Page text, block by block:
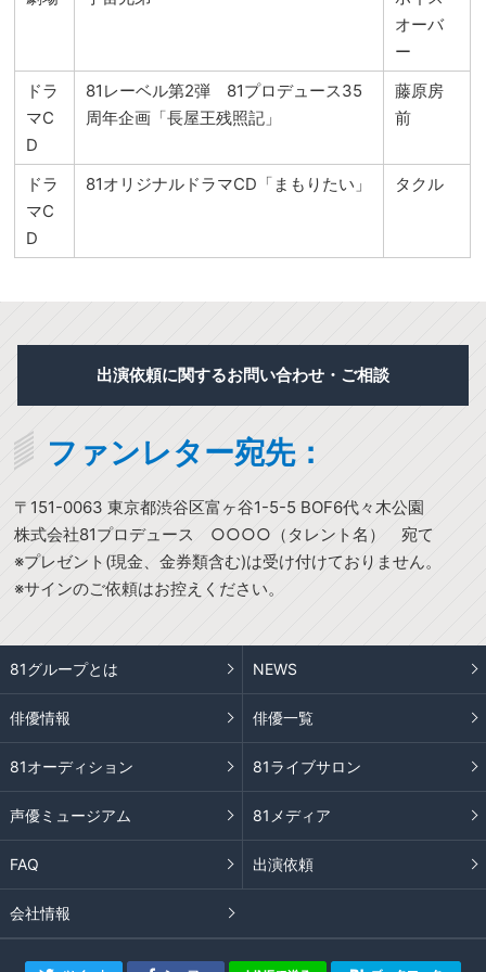
オーバ
ー
ドラ
マC
D
81レーベル第2弾 81プロデュース35
周年企画「長屋王残照記」
藤原房
前
ドラ
マC
D
81オリジナルドラマCD「まもりたい」 タクル
出演依頼に関するお問い合わせ・ご相談
ファンレター宛先：
〒151-0063 東京都渋谷区富ヶ谷1-5-5 BOF6代々木公園
株式会社81プロデュース ○○○○（タレント名） 宛て
※プレゼント(現金、金券類含む)は受け付けておりません。
※サインのご依頼はお控えください。
81グループとは NEWS
俳優情報 俳優一覧
81オーディション 81ライブサロン
声優ミュージアム 81メディア
FAQ 出演依頼
会社情報